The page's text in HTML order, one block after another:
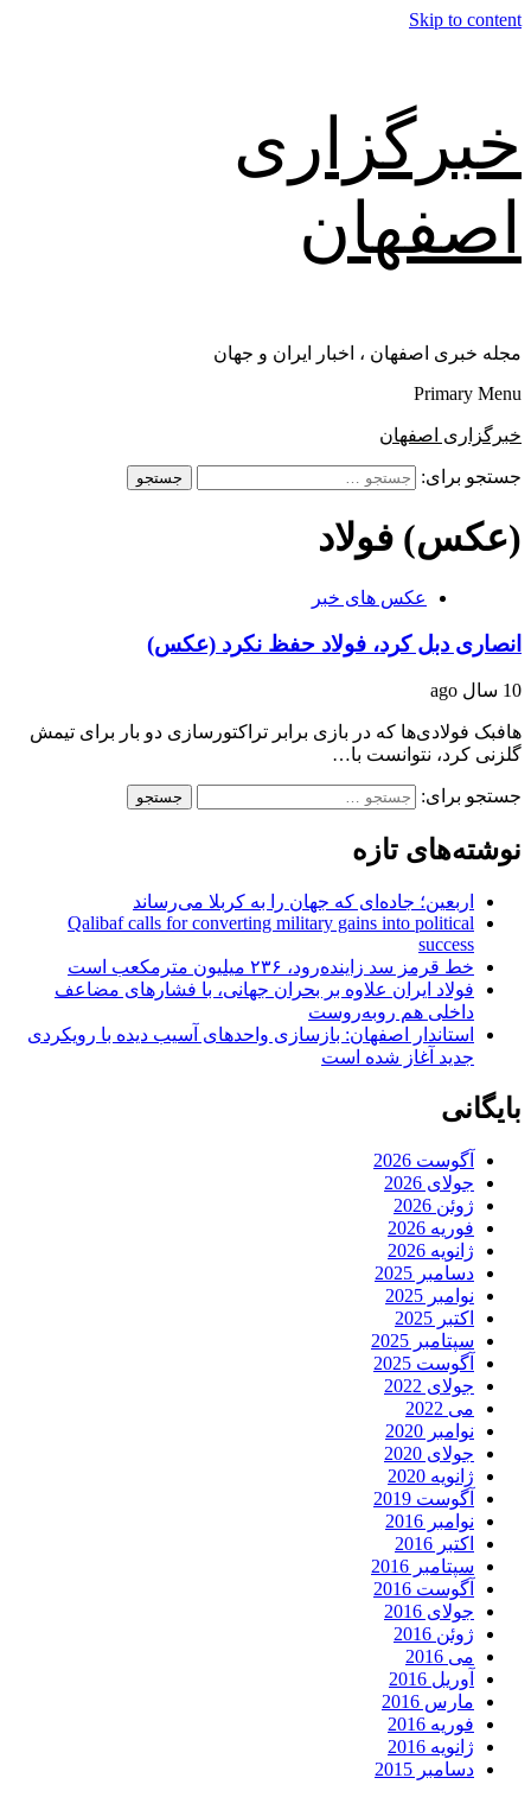
Skip to content
خبرگزاری
اصفهان
مجله خبری اصفهان ، اخبار ایران و جهان
Primary Menu
خبرگزاری اصفهان
جستجو برای:
(عکس) فولاد
عکس های خبر
انصاری دبل کرد، فولاد حفظ نکرد (عکس)
10 سال ago
هافبک فولادی‌ها که در بازی برابر تراکتورسازی دو بار برای تیمش
گلزنی کرد، نتوانست با…
جستجو برای:
نوشته‌های تازه
اربعین؛ جاده‌ای که جهان را به کربلا می‌رساند
Qalibaf calls for converting military gains into political
success
خط قرمز سد زاینده‌رود، ۲۳۶ میلیون مترمکعب است
فولاد ایران علاوه بر بحران جهانی، با فشارهای مضاعف
داخلی هم روبه‌روست
استاندار اصفهان: بازسازی واحدهای آسیب دیده با رویکردی
جدید آغاز شده است
بایگانی
آگوست 2026
جولای 2026
ژوئن 2026
فوریه 2026
ژانویه 2026
دسامبر 2025
نوامبر 2025
اکتبر 2025
سپتامبر 2025
آگوست 2025
جولای 2022
می 2022
نوامبر 2020
جولای 2020
ژانویه 2020
آگوست 2019
نوامبر 2016
اکتبر 2016
سپتامبر 2016
آگوست 2016
جولای 2016
ژوئن 2016
می 2016
آوریل 2016
مارس 2016
فوریه 2016
ژانویه 2016
دسامبر 2015